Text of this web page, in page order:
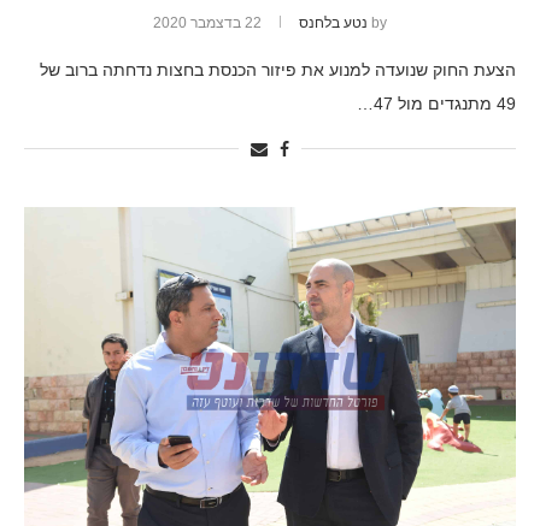
by נטע בלחנס 22 בדצמבר 2020
הצעת החוק שנועדה למנוע את פיזור הכנסת בחצות נדחתה ברוב של
49 מתנגדים מול 47…